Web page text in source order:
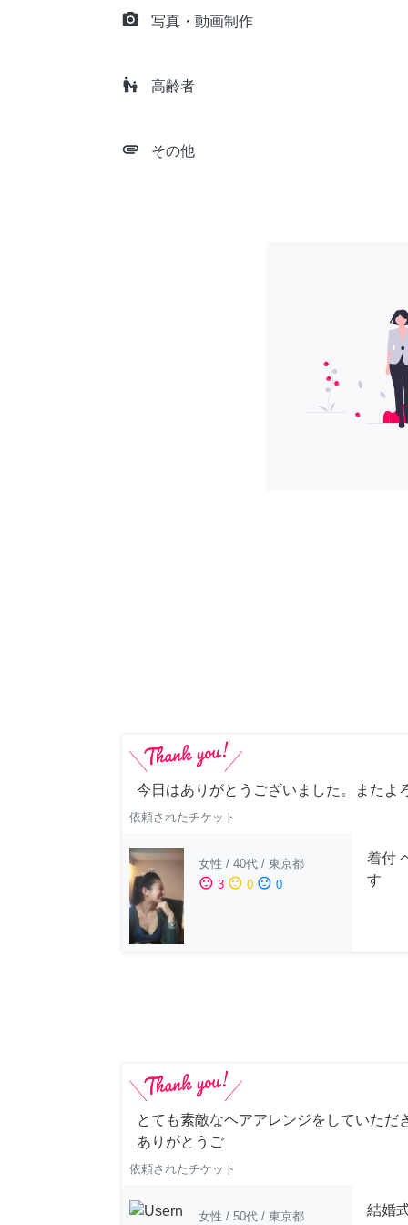
camera_alt 写真・動画制作
escalator_warning 高齢者
attachment その他
今日はありがとうございました。またよ
依頼されたチケット
女性 / 40代 / 東京都
sentiment_satisfied 3 sentiment_neutral 0 sentiment_dissatisfied 0
着付
す
とても素敵なヘアアレンジをしていただ
ありがとうご
依頼されたチケット
女性 / 50代 / 東京都
結婚